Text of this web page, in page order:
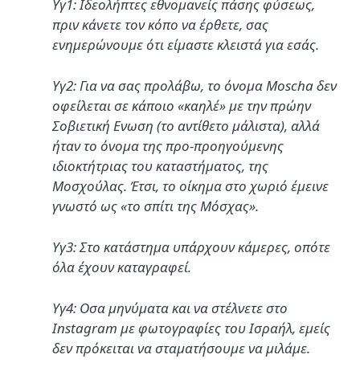
Υγ1: Ιδεολήπτες εθνομανείς πάσης φύσεως,
πριν κάνετε τον κόπο να έρθετε, σας
ενημερώνουμε ότι είμαστε κλειστά για εσάς.
Υγ2: Για να σας προλάβω, το όνομα Moscha δεν
οφείλεται σε κάποιο «καηλέ» με την πρώην
Σοβιετική Ενωση (το αντίθετο μάλιστα), αλλά
ήταν το όνομα της προ-προηγούμενης
ιδιοκτήτριας του καταστήματος, της
Μοσχούλας. Έτσι, το οίκημα στο χωριό έμεινε
γνωστό ως «το σπίτι της Μόσχας».
Υγ3: Στο κατάστημα υπάρχουν κάμερες, οπότε
όλα έχουν καταγραφεί.
Υγ4: Οσα μηνύματα και να στέλνετε στο
Instagram με φωτογραφίες του Ισραήλ, εμείς
δεν πρόκειται να σταματήσουμε να μιλάμε.